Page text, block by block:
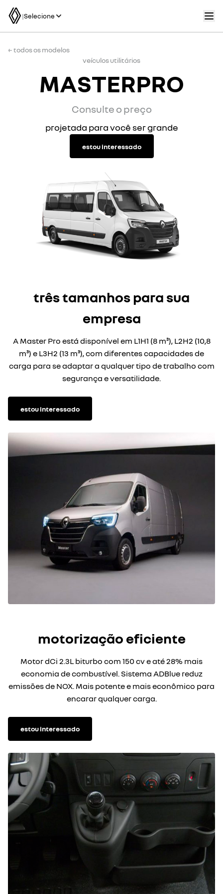
|Selecione
← todos os modelos
veículos utilitários
MASTERPRO
Consulte o preço
projetada para você ser grande
estou interessado
três tamanhos para sua
empresa
A Master Pro está disponível em L1H1 (8 m³), L2H2 (10,8
m³) e L3H2 (13 m³), com diferentes capacidades de
carga para se adaptar a qualquer tipo de trabalho com
segurança e versatilidade.
estou interessado
motorização eficiente
Motor dCi 2.3L biturbo com 150 cv e até 28% mais
economia de combustível. Sistema ADBlue reduz
emissões de NOX. Mais potente e mais econômico para
encarar qualquer carga.
estou interessado